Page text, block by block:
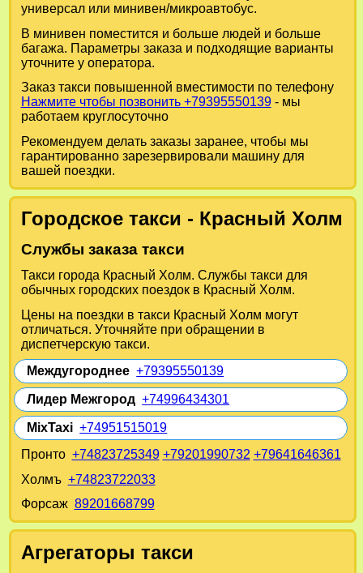
универсал или минивен/микроавтобус.
В минивен поместится и больше людей и больше
багажа. Параметры заказа и подходящие варианты
уточните у оператора.
Заказ такси повышенной вместимости по телефону
Нажмите чтобы позвонить +79395550139- мы
работаем круглосуточно
Рекомендуем делать заказы заранее, чтобы мы
гарантированно зарезервировали машину для
вашей поездки.
Городское такси - Красный Холм
Службы заказа такси
Такси города Красный Холм. Службы такси для
обычных городских поездок в Красный Холм.
Цены на поездки в такси Красный Холм могут
отличаться. Уточняйте при обращении в
диспетчерскую такси.
Междугороднее+79395550139
Лидер Межгород+74996434301
MixTaxi+74951515019
Пронто +74823725349 +79201990732 +79641646361
Холмъ +74823722033
Форсаж 89201668799
Агрегаторы такси